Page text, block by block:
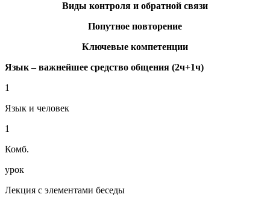
Виды контроля и обратной связи
Попутное повторение
Ключевые компетенции
Язык – важнейшее средство общения (2ч+1ч)
1
Язык и человек
1
Комб.
урок
Лекция с элементами беседы